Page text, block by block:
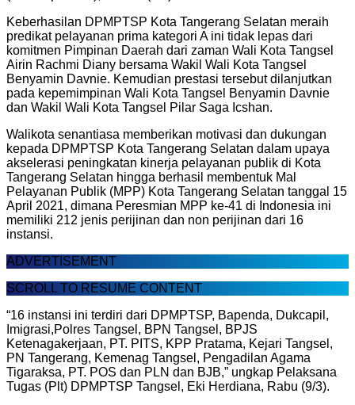
Keberhasilan DPMPTSP Kota Tangerang Selatan meraih
predikat pelayanan prima kategori A ini tidak lepas dari
komitmen Pimpinan Daerah dari zaman Wali Kota Tangsel
Airin Rachmi Diany bersama Wakil Wali Kota Tangsel
Benyamin Davnie. Kemudian prestasi tersebut dilanjutkan
pada kepemimpinan Wali Kota Tangsel Benyamin Davnie
dan Wakil Wali Kota Tangsel Pilar Saga Icshan.
Walikota senantiasa memberikan motivasi dan dukungan
kepada DPMPTSP Kota Tangerang Selatan dalam upaya
akselerasi peningkatan kinerja pelayanan publik di Kota
Tangerang Selatan hingga berhasil membentuk Mal
Pelayanan Publik (MPP) Kota Tangerang Selatan tanggal 15
April 2021, dimana Peresmian MPP ke-41 di Indonesia ini
memiliki 212 jenis perijinan dan non perijinan dari 16
instansi.
ADVERTISEMENT
SCROLL TO RESUME CONTENT
“16 instansi ini terdiri dari DPMPTSP, Bapenda, Dukcapil,
Imigrasi,Polres Tangsel, BPN Tangsel, BPJS
Ketenagakerjaan, PT. PITS, KPP Pratama, Kejari Tangsel,
PN Tangerang, Kemenag Tangsel, Pengadilan Agama
Tigaraksa, PT. POS dan PLN dan BJB,” ungkap Pelaksana
Tugas (Plt) DPMPTSP Tangsel, Eki Herdiana, Rabu (9/3).